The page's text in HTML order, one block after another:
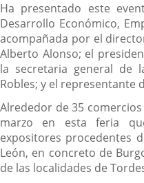
Ha presentado este
Desarrollo Económico,
acompañada por el
Alberto Alonso; el
la secretaria general de
Robles; y el representante
Alrededor de 35
marzo en esta feria
expositores procedentes
León, en concreto de
de las localidades de